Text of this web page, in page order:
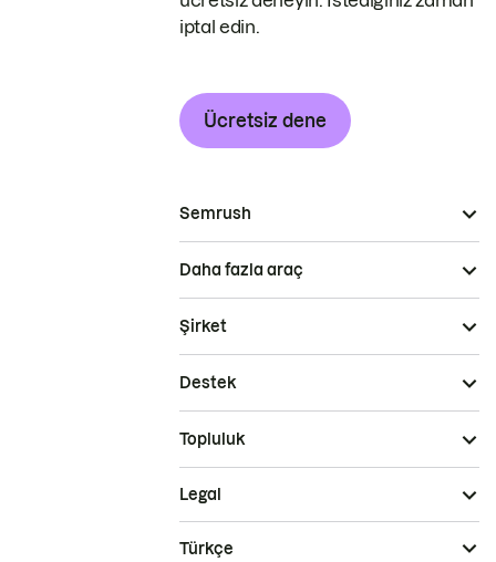
iptal edin.
Ücretsiz dene
Semrush
Daha fazla araç
Şirket
Destek
Topluluk
Legal
Türkçe